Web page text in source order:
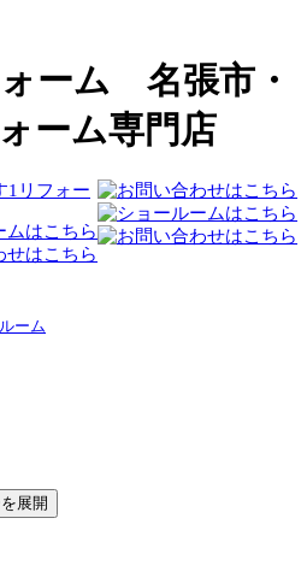
ーム 名張市・
ーム専門店
1リフォー
ーム
展開